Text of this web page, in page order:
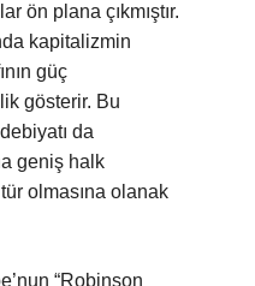
ön plana çıkmıştır.
kapitalizmin
güç
gösterir. Bu
da
geniş halk
olmasına olanak
“Robinson